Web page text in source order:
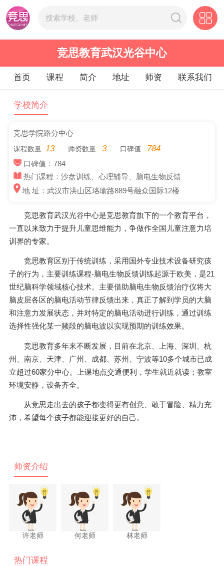
竞思教育武汉光谷中心
首页 课程 简介 地址 师资 联系我们
学校简介
竞思学院路分中心
课程数量 :13 师资数量 : 3 口碑值 : 784
口碑值：784
热门课程：沙盘训练、心理辅导、脑电生物反馈
地 址：武汉市洪山区珞瑜路889号融众国际12楼
竞思教育武汉光谷中心是竞思教育旗下的一个教育平台，
一直以来致力于提升儿童思维能力，争做作全国儿童注意力培
训界的专家。
竞思教育区别于传统训练，采用国外专业技术设备研究孩
子的行为，主要训练课程-脑电生物反馈训练起源于欧美，是21
世纪脑科学领域核心技术。主要借助脑电生物反馈治疗仪将大
脑皮层各区的脑电活动节律反馈出来，真正了解到学员的大脑
和注意力发展状态，并对特定的脑电活动进行训练，通过训练
选择性强化某一频段的脑电波以实现预期的训练效果。
竞思教育多年来不断发展，目前在北京、上海、深圳、杭
州、南京、天津、广州、成都、苏州、宁波等10多个城市已成
立超过60家分中心。上课地点交通便利，学生就近就读；教室
环境安静，设备齐全。
从竞思走出去的孩子都变得更有创意、敢于冒险、精力充
沛，希望每个孩子都能迎接更好的自己。
师资介绍
许老师 何老师 林老师
热门课程